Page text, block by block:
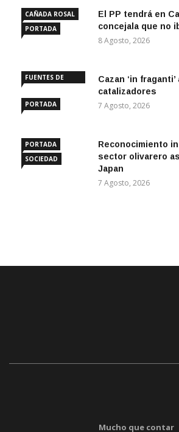
CAÑADA ROSAL
PORTADA
El PP tendrá en
concejala que no
8 Agosto, 2026
FUENTES DE
PORTADA
Cazan ‘in
catalizadores
7 Agosto, 2026
PORTADA
SOCIEDAD
Reconocimiento
sector olivarero
Japan
7 Agosto, 2026
Mucho que contar